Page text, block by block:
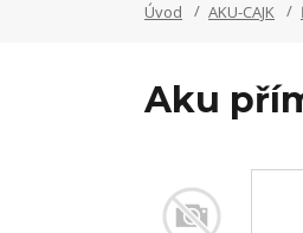
Úvod AKU-CAJK
Aku